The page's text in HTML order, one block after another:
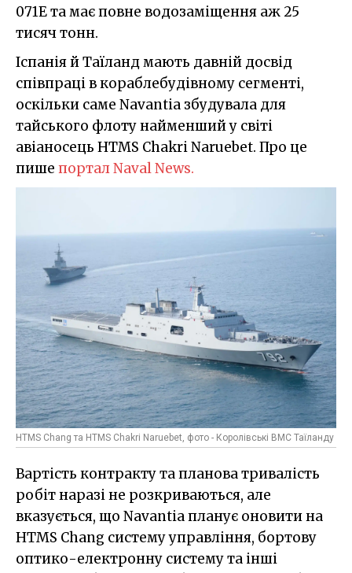
071E та має повне водозаміщення аж 25
тисяч тонн.
Іспанія й Таїланд мають давній досвід
співпраці в кораблебудівному сегменті,
оскільки саме Navantia збудувала для
тайського флоту найменший у світі
авіаносець HTMS Chakri Naruebet. Про це
пише портал Naval News.
HTMS Chang та HTMS Chakri Naruebet, фото - Королівські ВМС Таїланду
Вартість контракту та планова тривалість
робіт наразі не розкриваються, але
вказується, що Navantia планує оновити на
HTMS Chang систему управління, бортову
оптико-електронну систему та інші